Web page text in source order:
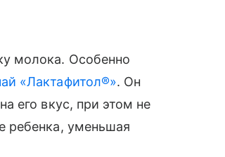
молока. Особенно
«Лактафитол®». Он
его вкус, при этом не
ребенка, уменьшая